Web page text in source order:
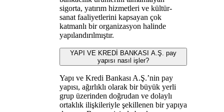
sigorta, yatırım hizmetleri ve kültür-
sanat faaliyetlerini kapsayan çok
katmanlı bir organizasyon halinde
yapılandırılmıştır.
YAPI VE KREDİ BANKASI A.Ş. pay
yapısı nasıl işler?
Yapı ve Kredi Bankası A.Ş.’nin pay
yapısı, ağırlıklı olarak bir büyük yerli
grup üzerinden doğrudan ve dolaylı
ortaklık ilişkileriyle şekillenen bir yapıya